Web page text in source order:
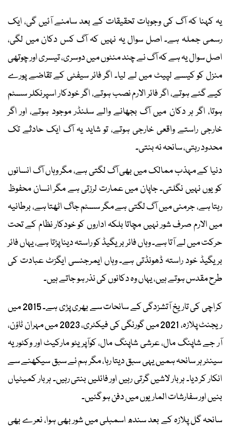
یہ کہنا کہ آگ کی وجوہات تحقیقات کے بعد سامنے آئیں گی، ایک
رسمی جملہ ہے۔ اصل سوال یہ نہیں کہ آگ کس دکان میں لگی،
اصل سوال یہ ہے کہ آگ نے چند منٹوں میں دوسری، تیسری اور چوتھی
منزل کو کیسے لپیٹ میں لے لیا۔ اگر فائر سیفٹی کے تقاضے پورے
کیے گئے ہوتے، اگر فائر الارم نصب ہوتے، اگر خودکار اسپرنکلر سسٹم
ہوتا، اگر ہر دکان میں آگ بجھانے والے سلنڈر موجود ہوتے، اور اگر
خارجی راستے واقعی خارجی ہوتے، تو شاید یہ آگ ایک حادثے تک
محدود رہتی، سانحہ نہ بنتی۔
دنیا کے مہذب ممالک میں بھی آگ لگتی ہے، مگر وہاں آگ انسانوں
کو یوں نہیں نگلتی۔ جاپان میں عمارت لرزتی ہے مگر انسان محفوظ
رہتا ہے، جرمنی میں آگ لگتی ہے مگر سسٹم جاگ اٹھتا ہے، برطانیہ
میں الارم صرف شور نہیں مچاتا بلکہ اداروں کو خودکار نظام کے تحت
حرکت میں لے آتا ہے۔ وہاں فائر بریگیڈ کو راستہ دینا پڑتا ہے، یہاں فائر
بریگیڈ خود راستہ ڈھونڈتی ہے۔ وہاں ایمرجنسی ایگزٹ عبادت کی
طرح مقدس ہوتے ہیں، یہاں وہ دکانوں کی نذر ہو جاتے ہیں۔
کراچی کی تاریخ آتشزدگی کے سانحات سے بھری پڑی ہے۔ 2015 میں
ریجنٹ پلازہ، 2021 میں گورنگی کی فیکٹری، 2023 میں مہران ٹاؤن،
آر جے شاپنگ مال، عرشی شاپنگ مال، کوآپریٹو مارکیٹ اور وکٹوریہ
سینٹر ہر سانحہ ہمیں یہی سبق دیتا رہا، مگر ہم نے سبق سیکھنے سے
انکار کر دیا۔ ہر بار لاشیں گرتی رہیں اور فائلیں بنتی رہیں۔ ہر بار کمیٹیاں
بنیں اور سفارشات الماریوں میں دفن ہو گئیں۔
سانحہ گل پلازہ کے بعد سندھ اسمبلی میں شور بھی ہوا، نعرے بھی